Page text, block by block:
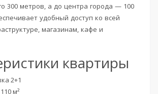
300 метров, а до центра города — 100
удобный доступ ко всей
магазинам, кафе и
квартиры
2+1
м²